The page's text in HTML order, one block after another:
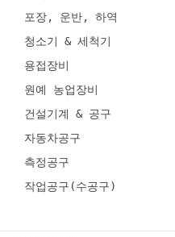
포장, 운반, 하역
청소기 & 세척기
용접장비
원예 농업장비
건설기계 & 공구
자동차공구
측정공구
작업공구(수공구)